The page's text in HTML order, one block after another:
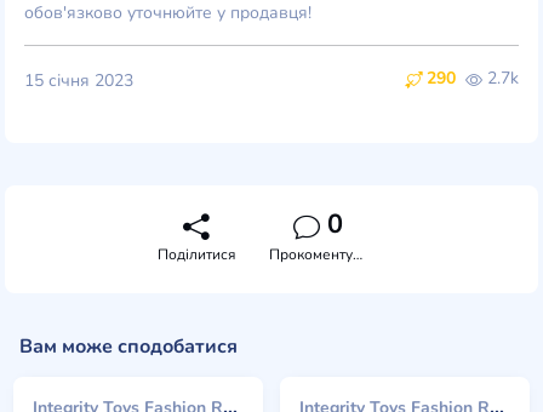
обов'язково уточнюйте у продавця!
290 2.7k
15 січня 2023
Поділитися
0
Прокоментувати
Вам може сподобатися